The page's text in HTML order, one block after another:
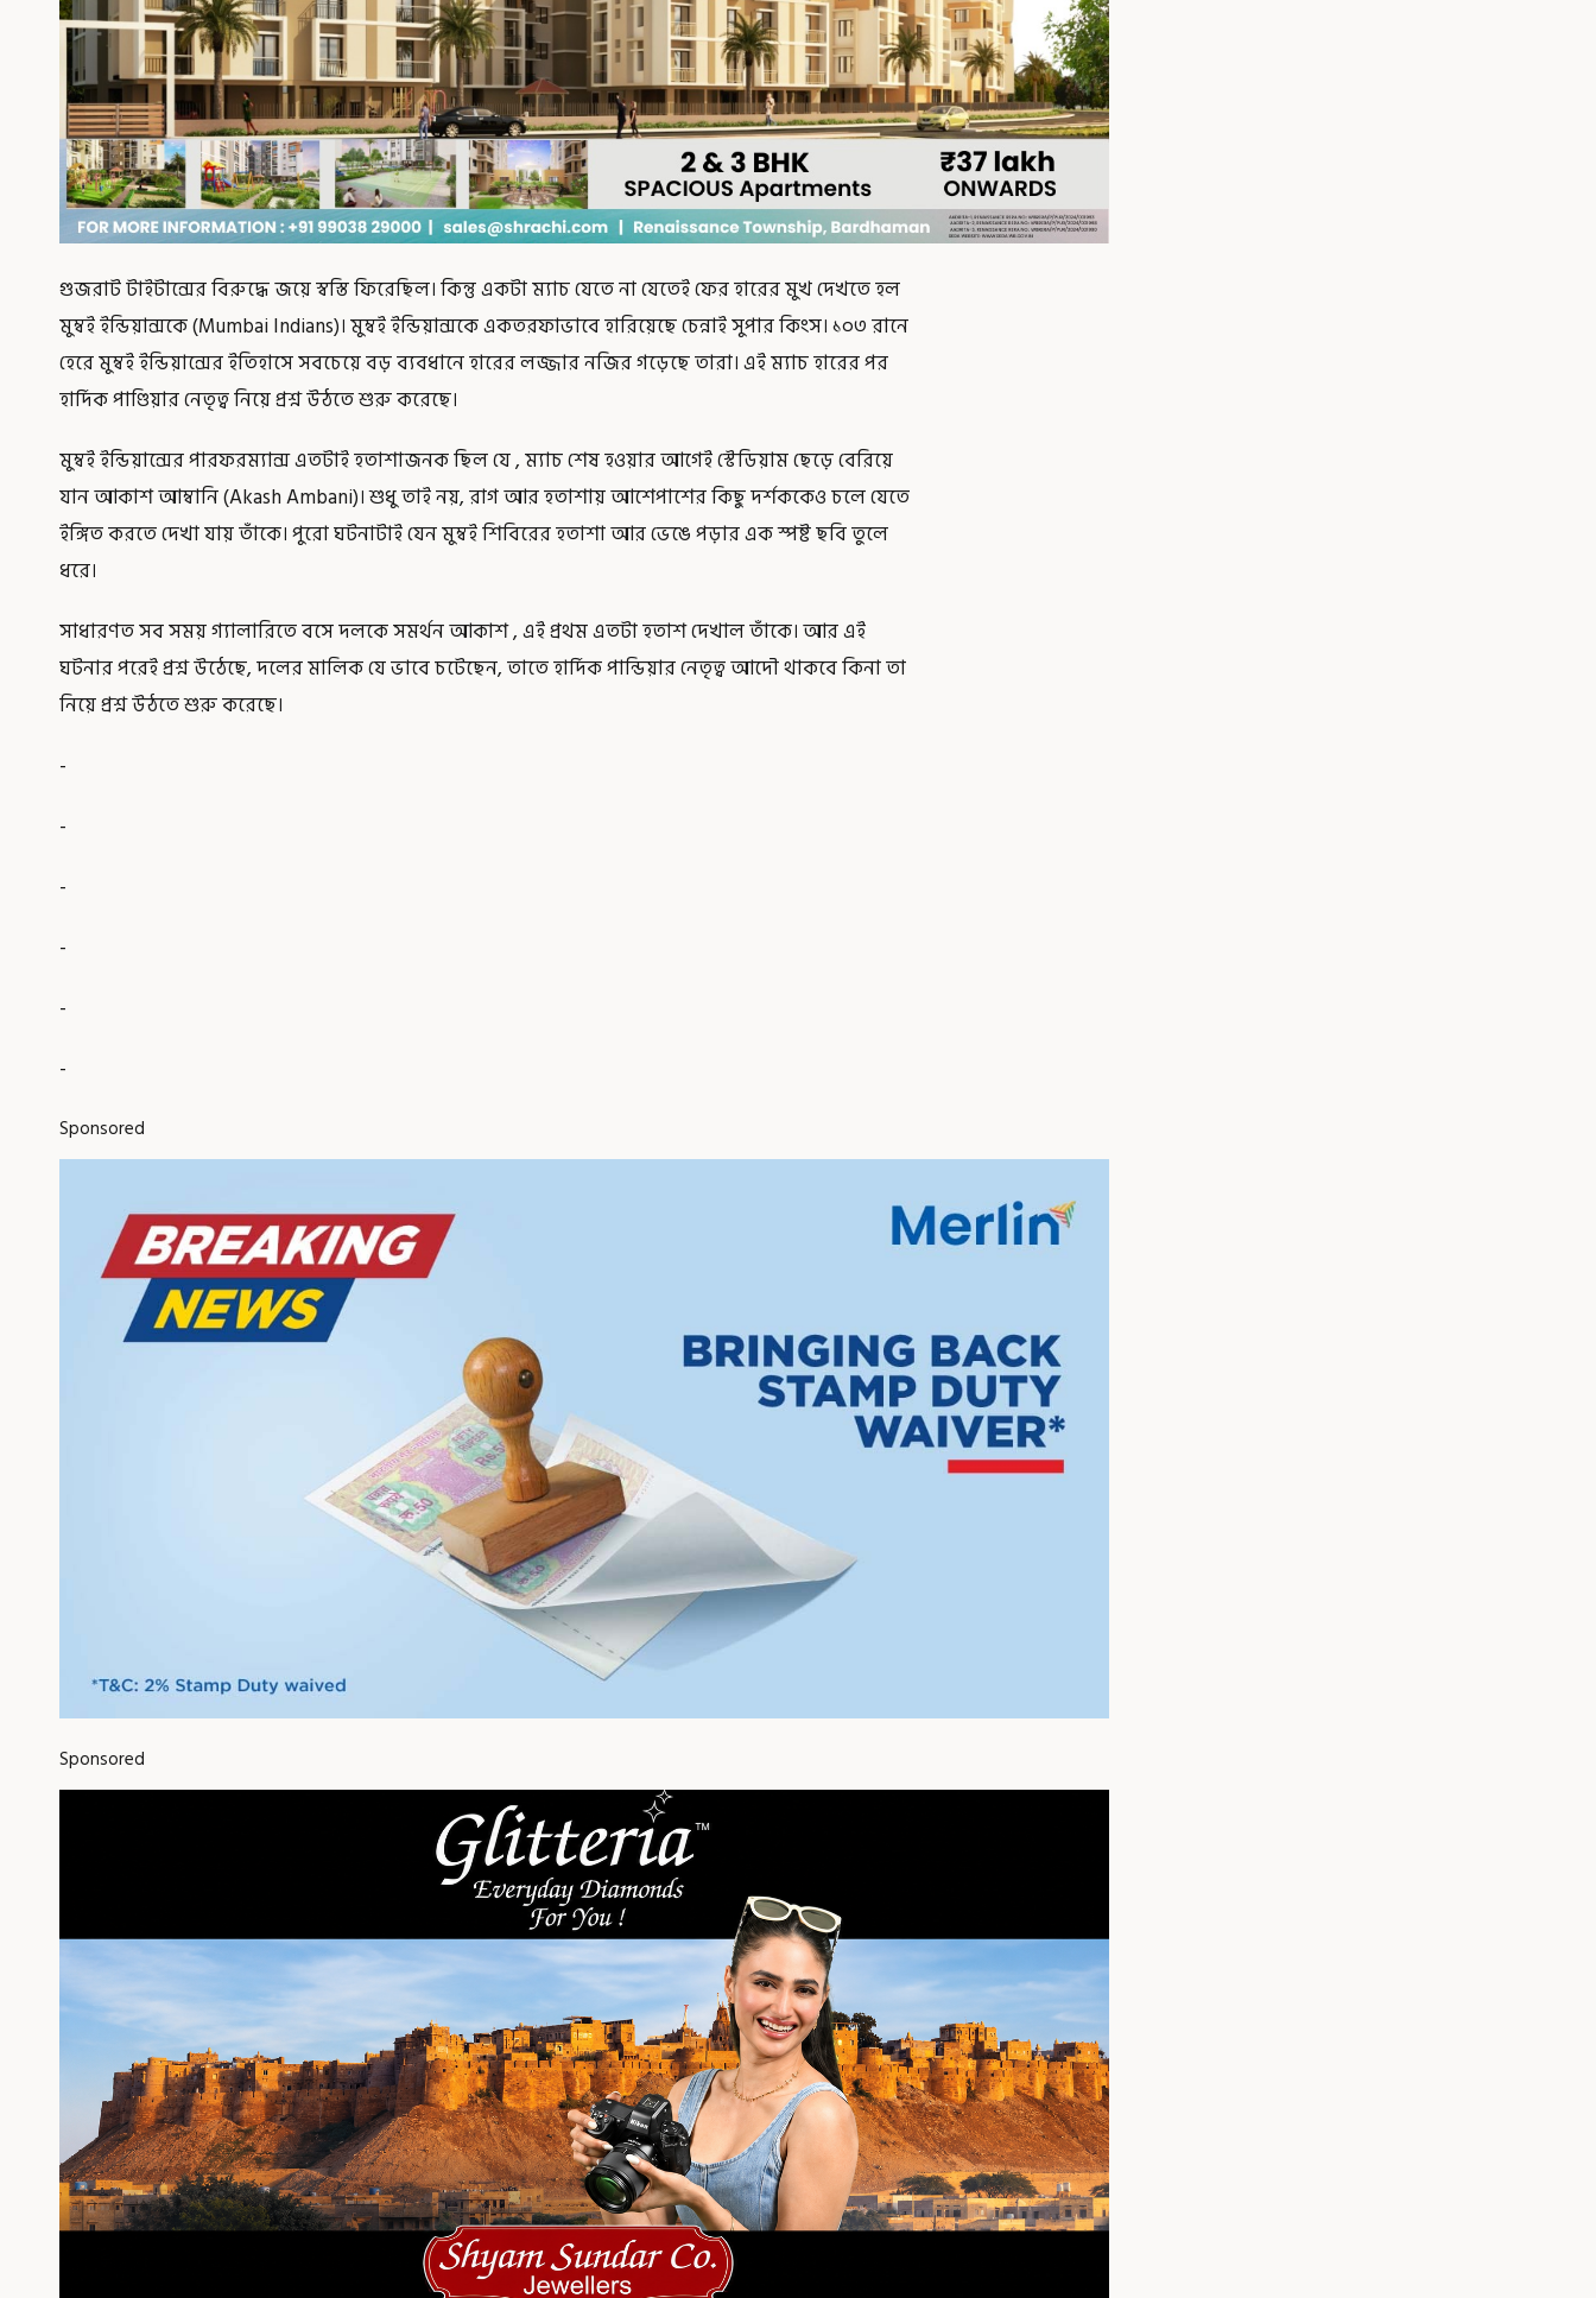
গুজরাট টাইটান্সের বিরুদ্ধে জয়ে স্বস্তি ফিরেছিল। কিন্তু একটা ম্যাচ যেতে না যেতেই ফের হারের মুখ দেখতে হল
মুম্বই ইন্ডিয়ান্সকে (Mumbai Indians)। মুম্বই ইন্ডিয়ান্সকে একতরফাভাবে হারিয়েছে চেন্নাই সুপার কিংস। ১০৩ রানে
হেরে মুম্বই ইন্ডিয়ান্সের ইতিহাসে সবচেয়ে বড় ব্যবধানে হারের লজ্জার নজির গড়েছে তারা। এই ম্যাচ হারের পর
হার্দিক পাণ্ডিয়ার নেতৃত্ব নিয়ে প্রশ্ন উঠতে শুরু করেছে।
মুম্বই ইন্ডিয়ান্সের পারফরম্যান্স এতটাই হতাশাজনক ছিল যে , ম্যাচ শেষ হওয়ার আগেই স্টেডিয়াম ছেড়ে বেরিয়ে
যান আকাশ আম্বানি (Akash Ambani)। শুধু তাই নয়, রাগ আর হতাশায় আশেপাশের কিছু দর্শককেও চলে যেতে
ইঙ্গিত করতে দেখা যায় তাঁকে। পুরো ঘটনাটাই যেন মুম্বই শিবিরের হতাশা আর ভেঙে পড়ার এক স্পষ্ট ছবি তুলে
ধরে।
সাধারণত সব সময় গ্যালারিতে বসে দলকে সমর্থন আকাশ , এই প্রথম এতটা হতাশ দেখাল তাঁকে। আর এই
ঘটনার পরেই প্রশ্ন উঠেছে, দলের মালিক যে ভাবে চটেছেন, তাতে হার্দিক পান্ডিয়ার নেতৃত্ব আদৌ থাকবে কিনা তা
নিয়ে প্রশ্ন উঠতে শুরু করেছে।
-
-
-
-
-
-
Sponsored
Sponsored